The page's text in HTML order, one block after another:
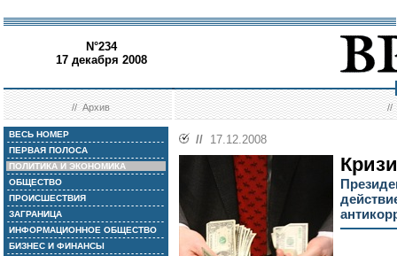
N°234
17 декабря 2008
//Архив //
ВЕСЬ НОМЕР
ПЕРВАЯ ПОЛОСА
ПОЛИТИКА И ЭКОНОМИКА
ОБЩЕСТВО
ПРОИСШЕСТВИЯ
ЗАГРАНИЦА
ИНФОРМАЦИОННОЕ ОБЩЕСТВО
БИЗНЕС И ФИНАНСЫ
// 17.12.2008